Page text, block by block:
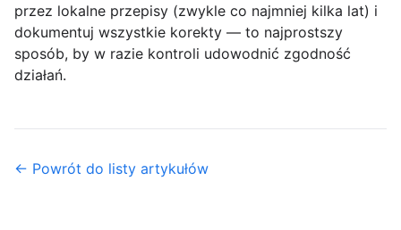
przez lokalne przepisy (zwykle co najmniej kilka lat) i
dokumentuj wszystkie korekty — to najprostszy
sposób, by w razie kontroli udowodnić zgodność
działań.
← Powrót do listy artykułów